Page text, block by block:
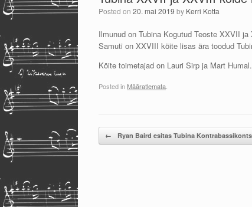
Posted on 20. mai 2019 by Kerri Kotta
Ilmunud on Tubina Kogutud Teoste XXVII
Samuti on XXVIII köite lisas ära toodud
Köite toimetajad on Lauri Sirp ja Mart Humal.
Posted in Määratlemata
Post navigation
← Ryan Baird esitas Tubina